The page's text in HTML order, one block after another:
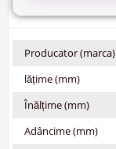
Producator (marca)
lățime (mm)
Înălțime (mm)
Adâncime (mm)